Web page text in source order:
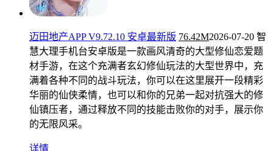
迈田地产APP V9.72.10 安卓最新版 76.42M2026-07-20 智
慧大理手机台安卓版是一款画风清奇的大型修仙恋爱题
材手游，在这个充满者玄幻修仙玩法的大型世界中，充
满着各种不同的战斗玩法，你可以在这里展开一段精彩
华丽的仙侠柔情，也可以和你的兄弟一起对抗强大的修
仙镇压者，通过释放不同的技能击败你的对手，展示你
的无限风采。
详情